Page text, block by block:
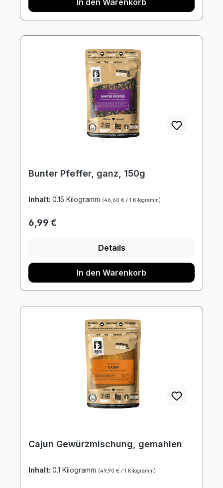
Bunter Pfeffer, ganz, 150g
Inhalt: 0.15 Kilogramm (46,60 € / 1 Kilogramm)
Regulärer Preis:
6,99 €
Details
In den Warenkorb
Cajun Gewürzmischung, gemahlen
Inhalt: 0.1 Kilogramm (49,90 € / 1 Kilogramm)